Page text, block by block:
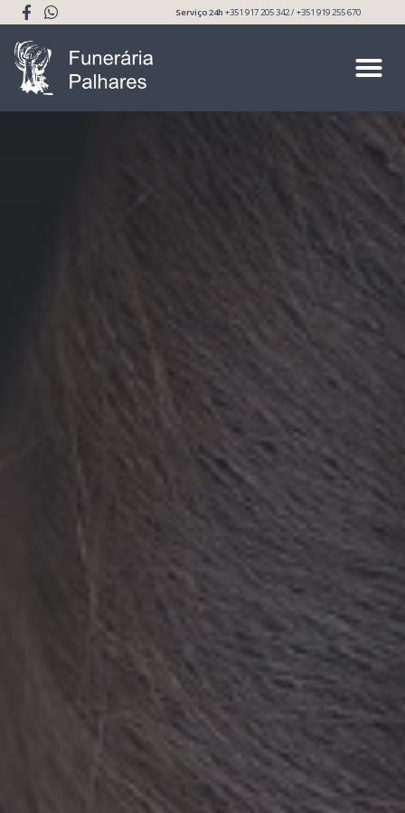
Serviço 24h+351 917 205 342 / +351 919 255 670